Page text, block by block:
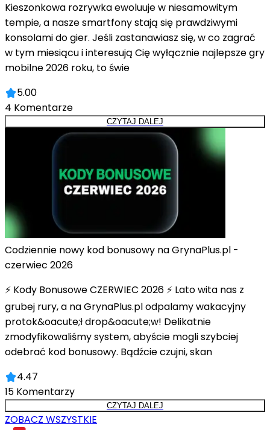
Kieszonkowa rozrywka ewoluuje w niesamowitym
tempie, a nasze smartfony stają się prawdziwymi
konsolami do gier. Jeśli zastanawiasz się, w co zagrać
w tym miesiącu i interesują Cię wyłącznie najlepsze gry
mobilne 2026 roku, to świe
5.00
4 Komentarze
CZYTAJ DALEJ
Codziennie nowy kod bonusowy na GrynaPlus.pl -
czerwiec 2026
⚡ Kody Bonusowe CZERWIEC 2026 ⚡ Lato wita nas z
grubej rury, a na GrynaPlus.pl odpalamy wakacyjny
protok&oacute;ł drop&oacute;w! Delikatnie
zmodyfikowaliśmy system, abyście mogli szybciej
odebrać kod bonusowy. Bądźcie czujni, skan
4.47
15 Komentarzy
CZYTAJ DALEJ
ZOBACZ WSZYSTKIE